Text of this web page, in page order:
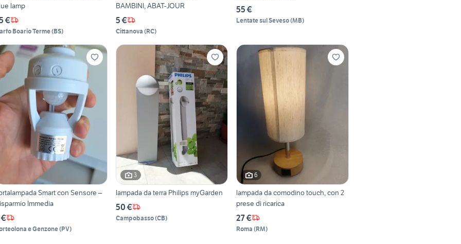
lamp
€
Boario Terme(BS)
BAMBINI, ABAT-JOUR
5 €
Cittanova (RC)
55 €
Lentate sul Seveso(MB)
Smart con Sensore –
Immedia
e Genzone(PV)
3
lampada da terra Philips myGarden
50 €
Campobasso(CB)
6
lampada da comodino touch, con 2
prese di ricarica
27 €
Roma (RM)